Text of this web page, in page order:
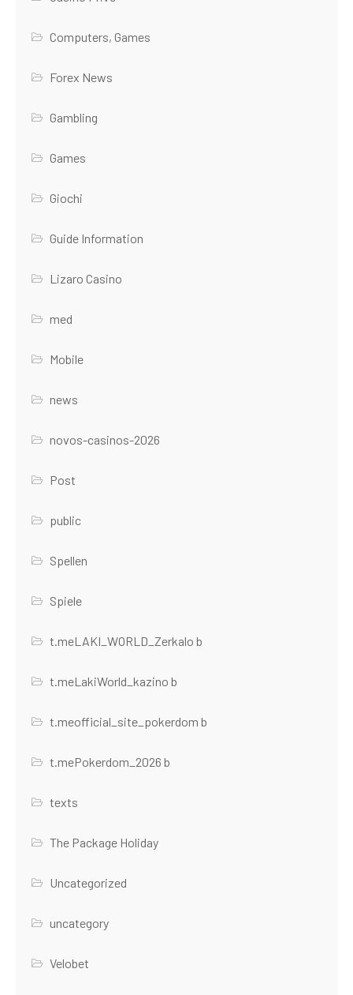
Computers, Games
Forex News
Gambling
Games
Giochi
Guide Information
Lizaro Casino
med
Mobile
news
novos-casinos-2026
Post
public
Spellen
Spiele
t.meLAKI_WORLD_Zerkalo b
t.meLakiWorld_kazino b
t.meofficial_site_pokerdom b
t.mePokerdom_2026 b
texts
The Package Holiday
Uncategorized
uncategory
Velobet